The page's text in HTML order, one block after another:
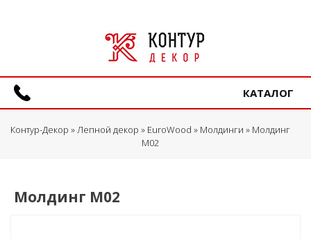
КАТАЛОГ
Контур-Декор »Лепной декор » EuroWood » Молдинги » Молдинг
M02
Молдинг M02